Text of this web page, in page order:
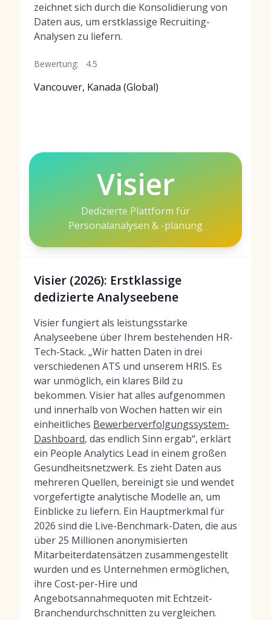
zeichnet sich durch die Konsolidierung von
Daten aus, um erstklassige Recruiting-
Analysen zu liefern.
Bewertung: 4.5
Vancouver, Kanada (Global)
Visier
Dedizierte Plattform für
Personalanalysen & -planung
Visier (2026): Erstklassige
dedizierte Analyseebene
Visier fungiert als leistungsstarke
Analyseebene über Ihrem bestehenden HR-
Tech-Stack. „Wir hatten Daten in drei
verschiedenen ATS und unserem HRIS. Es
war unmöglich, ein klares Bild zu
bekommen. Visier hat alles aufgenommen
und innerhalb von Wochen hatten wir ein
einheitliches Bewerberverfolgungssystem-
Dashboard, das endlich Sinn ergab“, erklärt
ein People Analytics Lead in einem großen
Gesundheitsnetzwerk. Es zieht Daten aus
mehreren Quellen, bereinigt sie und wendet
vorgefertigte analytische Modelle an, um
Einblicke zu liefern. Ein Hauptmerkmal für
2026 sind die Live-Benchmark-Daten, die aus
über 25 Millionen anonymisierten
Mitarbeiterdatensätzen zusammengestellt
wurden und es Unternehmen ermöglichen,
ihre Cost-per-Hire und
Angebotsannahmequoten mit Echtzeit-
Branchendurchschnitten zu vergleichen.